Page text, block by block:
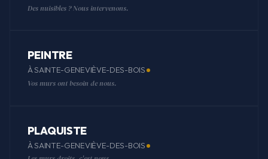
Des nuisibles ? Nous intervenons.
PEINTRE
À SAINTE-GENEVIÈVE-DES-BOIS
Vos murs ont besoin de nous.
PLAQUISTE
À SAINTE-GENEVIÈVE-DES-BOIS